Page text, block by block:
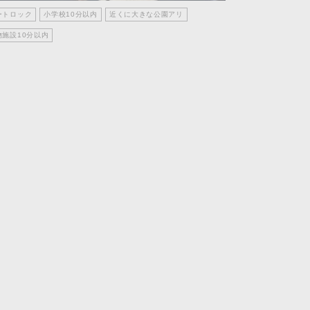
ピッタリ売却スタイル診断
売却に関する問合せ
トロック 小学校10分以内 近くに大きな公園アリ
施設10分以内